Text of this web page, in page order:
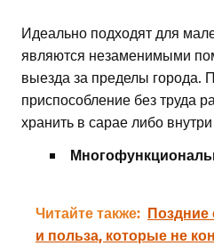
Идеально подходят для
являются незаменимыми
выезда за пределы города.
приспособление без труда
хранить в сарае либо
Читайте также: Поздние
и польза, которые не